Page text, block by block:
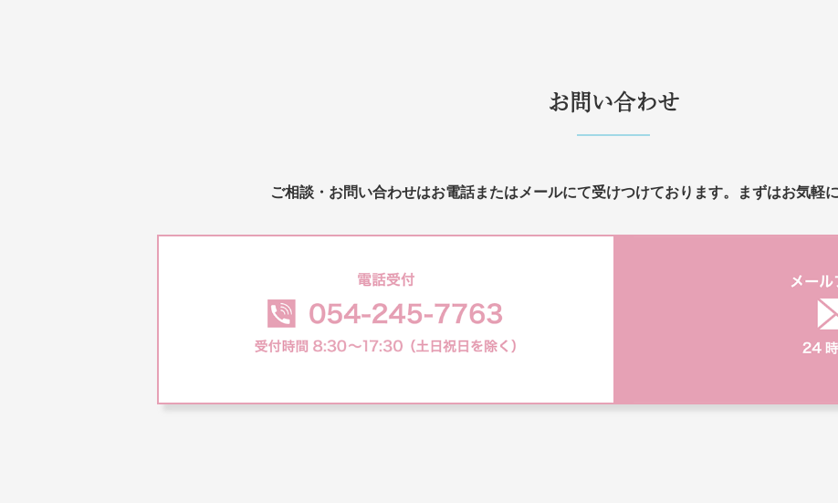
お問い合わせ
ご相談・お問い合わせはお電話またはメールにて受けつけております。まずはお気軽